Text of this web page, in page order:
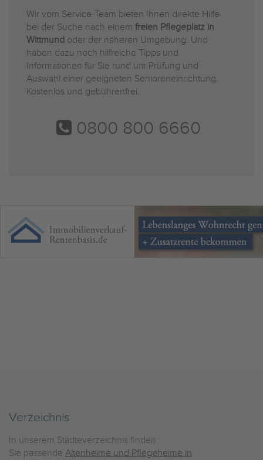
Wir vom Service-Team bieten Ihnen direkte Hilfe
bei der Suche nach einem freien Pflegeplatz in
Wittmund oder der näheren Umgebung. Und
haben dazu noch hilfreiche Tipps und
Informationen für Sie rund um Prüfung und
Auswahl einer geeigneten Senioreneinrichtung.
Kostenlos und gebührenfrei.
0800 800 6660
Verzeichnis
In unserem Städteverzeichnis finden
Sie passende Altenheime und Pflegeheime in